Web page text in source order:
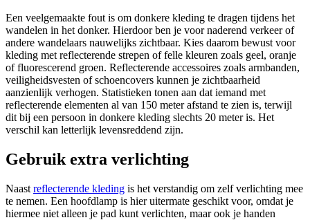
Een veelgemaakte fout is om donkere kleding te dragen tijdens het
wandelen in het donker. Hierdoor ben je voor naderend verkeer of
andere wandelaars nauwelijks zichtbaar. Kies daarom bewust voor
kleding met reflecterende strepen of felle kleuren zoals geel, oranje
of fluorescerend groen. Reflecterende accessoires zoals armbanden,
veiligheidsvesten of schoencovers kunnen je zichtbaarheid
aanzienlijk verhogen. Statistieken tonen aan dat iemand met
reflecterende elementen al van 150 meter afstand te zien is, terwijl
dit bij een persoon in donkere kleding slechts 20 meter is. Het
verschil kan letterlijk levensreddend zijn.
Gebruik extra verlichting
Naast reflecterende kleding is het verstandig om zelf verlichting mee
te nemen. Een hoofdlamp is hier uitermate geschikt voor, omdat je
hiermee niet alleen je pad kunt verlichten, maar ook je handen